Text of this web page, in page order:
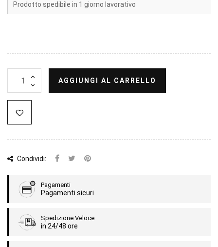
Prodotto spedibile in 1 giorno lavorativo
AGGIUNGI AL CARRELLO
Condividi:
Pagamenti
Pagamenti sicuri
Spedizione Veloce
in 24/48 ore